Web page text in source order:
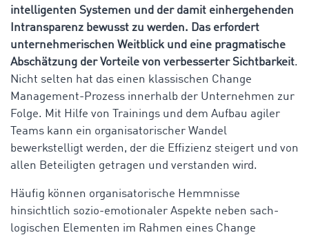
intelligenten Systemen und der damit einhergehenden
Intransparenz bewusst zu werden. Das erfordert
unternehmerischen Weitblick und eine pragmatische
Abschätzung der Vorteile von verbesserter Sichtbarkeit.
Nicht selten hat das einen klassischen Change
Management-Prozess innerhalb der Unternehmen zur
Folge. Mit Hilfe von Trainings und dem Aufbau agiler
Teams kann ein organisatorischer Wandel
bewerkstelligt werden, der die Effizienz steigert und von
allen Beteiligten getragen und verstanden wird.
Häufig können organisatorische Hemmnisse
hinsichtlich sozio-emotionaler Aspekte neben sach-
logischen Elementen im Rahmen eines Change